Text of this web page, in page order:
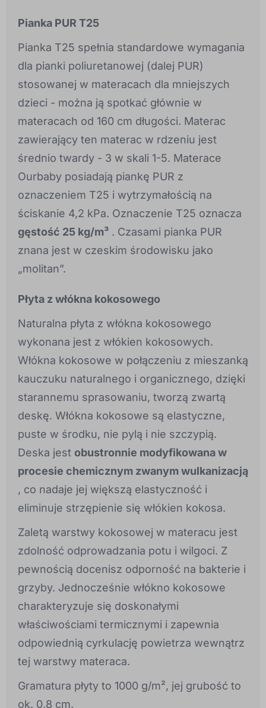
Pianka PUR T25
Pianka T25 spełnia standardowe wymagania
dla pianki poliuretanowej (dalej PUR)
stosowanej w materacach dla mniejszych
dzieci - można ją spotkać głównie w
materacach od 160 cm długości. Materac
zawierający ten materac w rdzeniu jest
średnio twardy - 3 w skali 1-5. Materace
Ourbaby posiadają piankę PUR z
oznaczeniem T25 i wytrzymałością na
ściskanie 4,2 kPa. Oznaczenie T25 oznacza
gęstość 25 kg/m³ . Czasami pianka PUR
znana jest w czeskim środowisku jako
„molitan”.
Płyta z włókna kokosowego
Naturalna płyta z włókna kokosowego
wykonana jest z włókien kokosowych.
Włókna kokosowe w połączeniu z mieszanką
kauczuku naturalnego i organicznego, dzięki
starannemu sprasowaniu, tworzą zwartą
deskę. Włókna kokosowe są elastyczne,
puste w środku, nie pylą i nie szczypią.
Deska jest obustronnie modyfikowana w
procesie chemicznym zwanym wulkanizacją
, co nadaje jej większą elastyczność i
eliminuje strzępienie się włókien kokosa.
Zaletą warstwy kokosowej w materacu jest
zdolność odprowadzania potu i wilgoci. Z
pewnością docenisz odporność na bakterie i
grzyby. Jednocześnie włókno kokosowe
charakteryzuje się doskonałymi
właściwościami termicznymi i zapewnia
odpowiednią cyrkulację powietrza wewnątrz
tej warstwy materaca.
Gramatura płyty to 1000 g/m², jej grubość to
ok. 0,8 cm.